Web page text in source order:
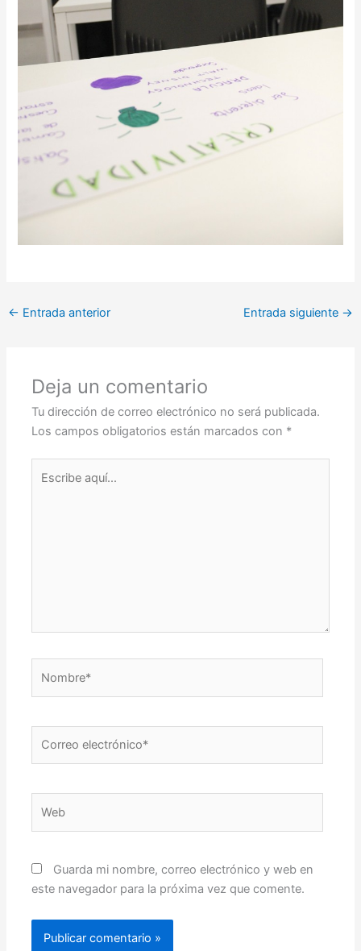
← Entrada anterior Entrada siguiente →
Deja un comentario
Tu dirección de correo electrónico no será publicada.
Los campos obligatorios están marcados con *
Guarda mi nombre, correo electrónico y web en
este navegador para la próxima vez que comente.